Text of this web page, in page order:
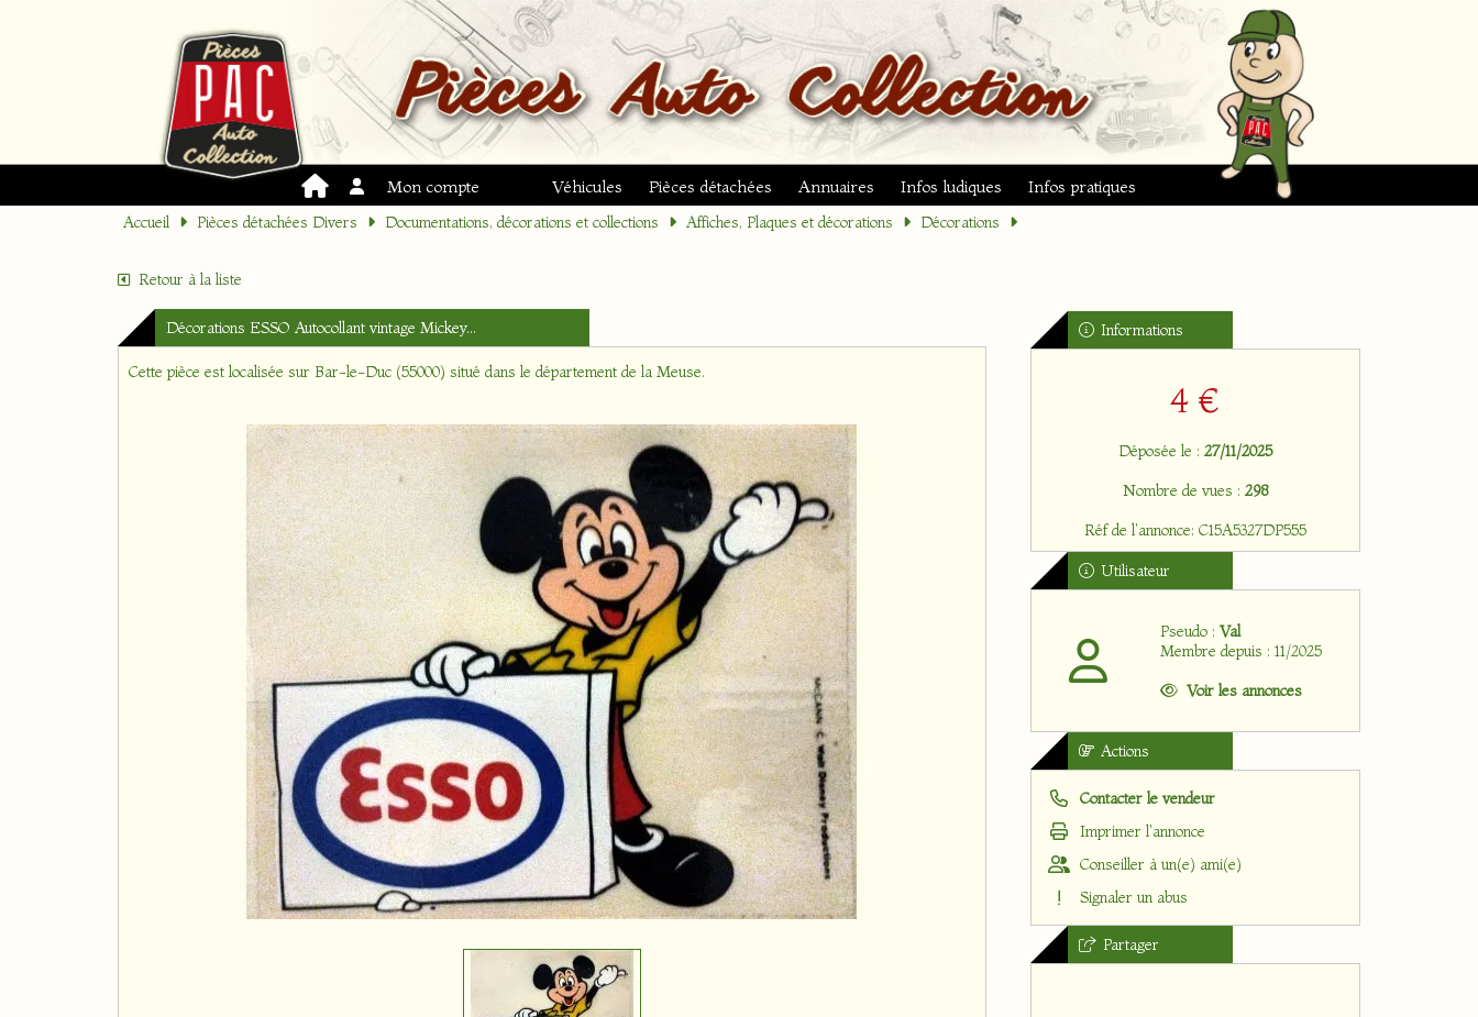
Mon compte Véhicules Pièces détachées Annuaires Infos ludiques Infos pratiques
Accueil Pièces détachées Divers Documentations, décorations et collections Affiches, Plaques et décorations Décorations
Retour à la liste
Informations
4 €
Déposée le : 27/11/2025
Nombre de vues : 298
Réf de l'annonce: C15A5327DP555
Utilisateur
Pseudo : Val
Membre depuis : 11/2025
Voir les annonces
Actions
Contacter le vendeur
Imprimer l'annonce
Conseiller à un(e) ami(e)
Signaler un abus
Partager
Décorations ESSO Autocollant vintage Mickey...
Cette pièce est localisée sur Bar-le-Duc (55000) situé dans le département de la Meuse.